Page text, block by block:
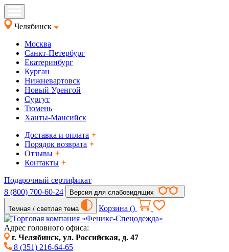
Челябинск
Москва
Санкт-Петербург
Екатеринбург
Курган
Нижневартовск
Новый Уренгой
Сургут
Тюмень
Ханты-Мансийск
Доставка и оплата
Порядок возврата
Отзывы
Контакты
Подарочный сертификат
8 (800) 700-60-24
Версия для слабовидящих
Темная / светлая тема Корзина ()
Адрес головного офиса:
г. Челябинск, ул. Российская, д. 47
8 (351) 216-64-65